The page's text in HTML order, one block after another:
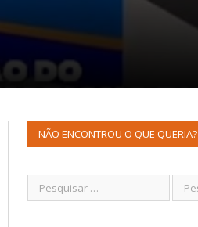
NÃO ENCONTROU O QUE QUERIA?